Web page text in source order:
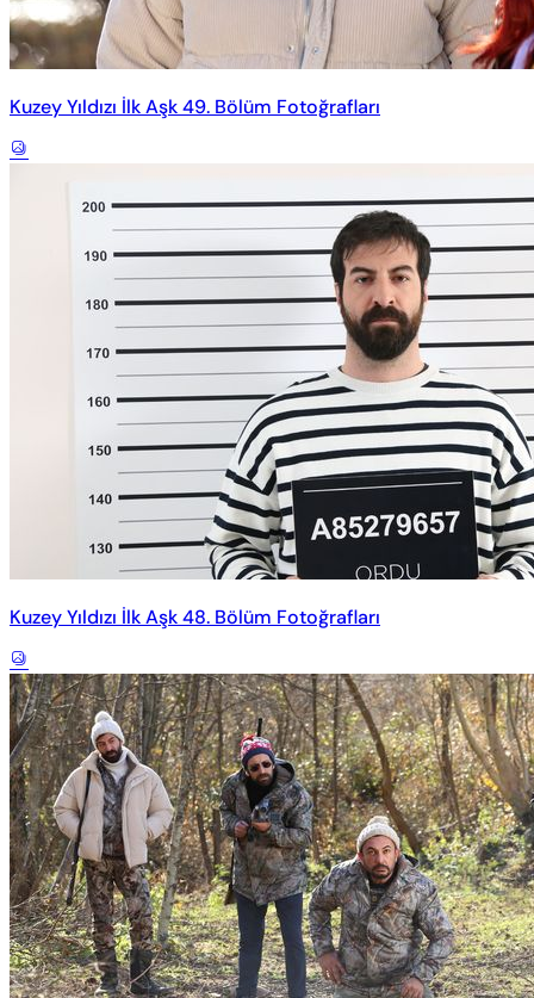
Kuzey Yıldızı İlk Aşk 49. Bölüm Fotoğrafları
Kuzey Yıldızı İlk Aşk 48. Bölüm Fotoğrafları